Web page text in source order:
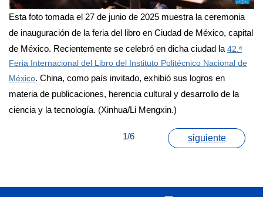
Esta foto tomada el 27 de junio de 2025 muestra la ceremonia
de inauguración de la feria del libro en Ciudad de México, capital
de México. Recientemente se celebró en dicha ciudad la 42.ª
Feria Internacional del Libro del Instituto Politécnico Nacional de
México. China, como país invitado, exhibió sus logros en
materia de publicaciones, herencia cultural y desarrollo de la
ciencia y la tecnología. (Xinhua/Li Mengxin.)
1/6 siguiente